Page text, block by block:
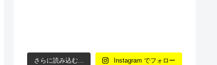
さらに読み込む... Instagram でフォロー